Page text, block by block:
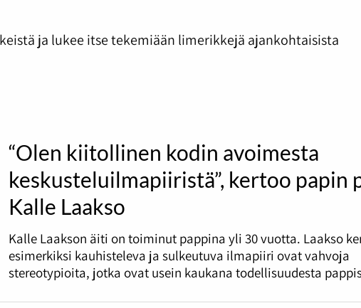
ja lukee itse tekemiään limerikkejä ajankohtaisista
“Olen kiitollinen kodin avoimesta
keskusteluilmapiiristä”, kertoo papin
Kalle Laakso
Kalle Laakson äiti on toiminut pappina yli 30 vuotta. Laakso
esimerkiksi kauhisteleva ja sulkeutuva ilmapiiri ovat vahvoja
stereotypioita, jotka ovat usein kaukana todellisuudesta